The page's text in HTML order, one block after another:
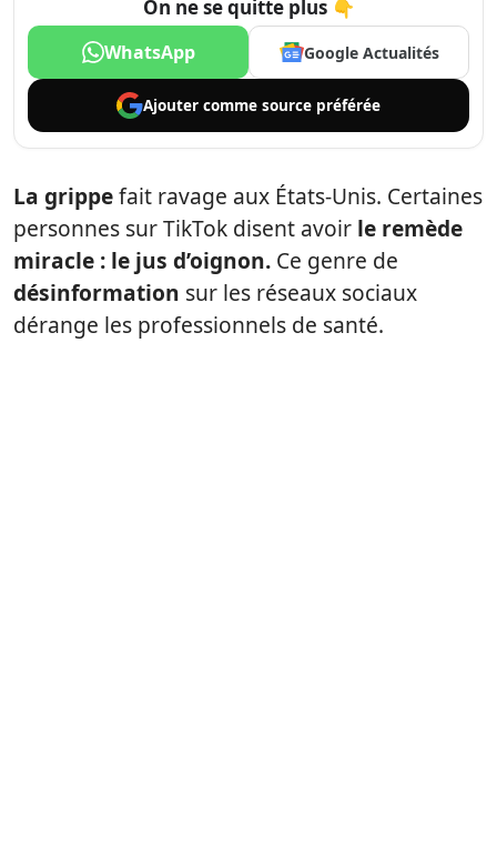
On ne se quitte plus 👇
WhatsApp Google Actualités
Ajouter comme source préférée
La grippefait ravage aux États-Unis. Certaines
personnes sur TikTok disent avoir le remède
miracle : le jus d’oignon. Ce genre de
désinformation sur les réseaux sociaux
dérange les professionnels de santé.